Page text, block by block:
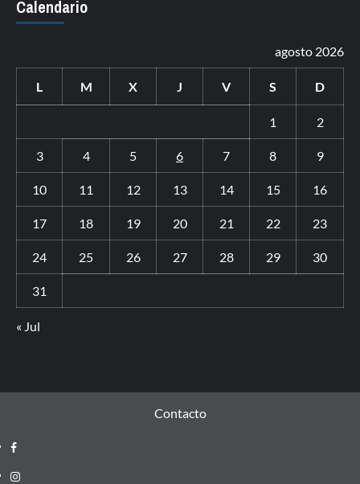
Calendario
agosto 2026
L M X J V S D
1 2
3 4 5 6 7 8 9
10 11 12 13 14 15 16
17 18 19 20 21 22 23
24 25 26 27 28 29 30
31
« Jul
Contacto